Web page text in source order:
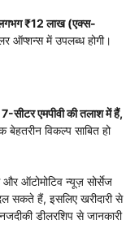
₹12 लाख (एक्स-
में उपलब्ध होगी।
सीटर एमपीवी की तलाश में हैं,
विकल्प साबित हो
और ऑटोमोटिव न्यूज़ सोर्सेज
सकते हैं, इसलिए खरीदारी से
डीलरशिप से जानकारी